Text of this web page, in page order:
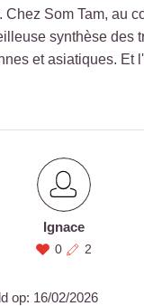
Chez Som Tam, au
synthèse des
et asiatiques. Et
Ignace
0 2
op: 16/02/2026